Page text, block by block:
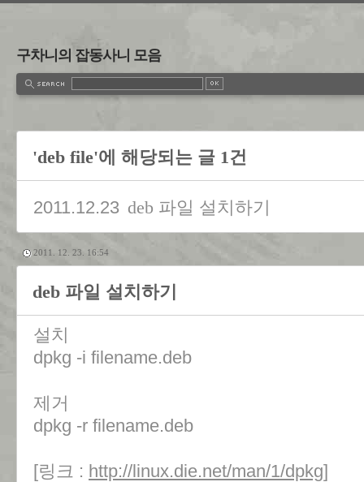
구차니의 잡동사니 모음
'deb file'에 해당되는 글 1건
2011.12.23 deb 파일 설치하기
2011. 12. 23. 16:54
deb 파일 설치하기
설치
dpkg -i filename.deb
제거
dpkg -r filename.deb
[링크 : http://linux.die.net/man/1/dpkg]